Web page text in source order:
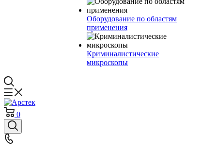
Оборудование по областям
применения
Криминалистические
микроскопы
0